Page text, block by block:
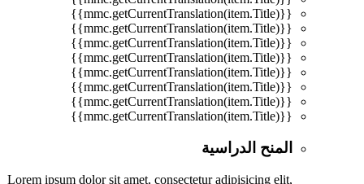
{{mmc.getCurrentTranslation(item.Title)}}
{{mmc.getCurrentTranslation(item.Title)}}
{{mmc.getCurrentTranslation(item.Title)}}
{{mmc.getCurrentTranslation(item.Title)}}
{{mmc.getCurrentTranslation(item.Title)}}
{{mmc.getCurrentTranslation(item.Title)}}
{{mmc.getCurrentTranslation(item.Title)}}
{{mmc.getCurrentTranslation(item.Title)}}
المنح الدراسية
Lorem ipsum dolor sit amet, consectetur adipisicing elit,